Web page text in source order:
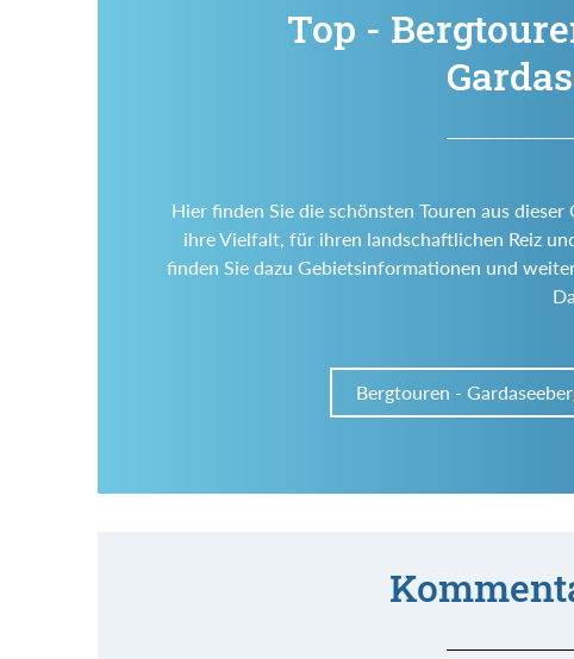
Top -
Hier finden Sie die schönsten Touren aus
ihre Vielfalt, für ihren landschaftlichen Reiz
finden Sie dazu Gebietsinformationen und
Bergtouren -